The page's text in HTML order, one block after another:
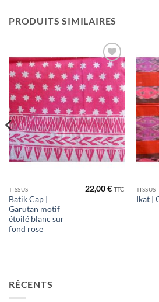
PRODUITS SIMILAIRES
Ajouter
à la liste
de
souhaits
TISSUS
Batik Cap |
Garutan motif
étoilé blanc sur
fond rose
22,00€ TTC TISSUS
Ikat |
RÉCENTS